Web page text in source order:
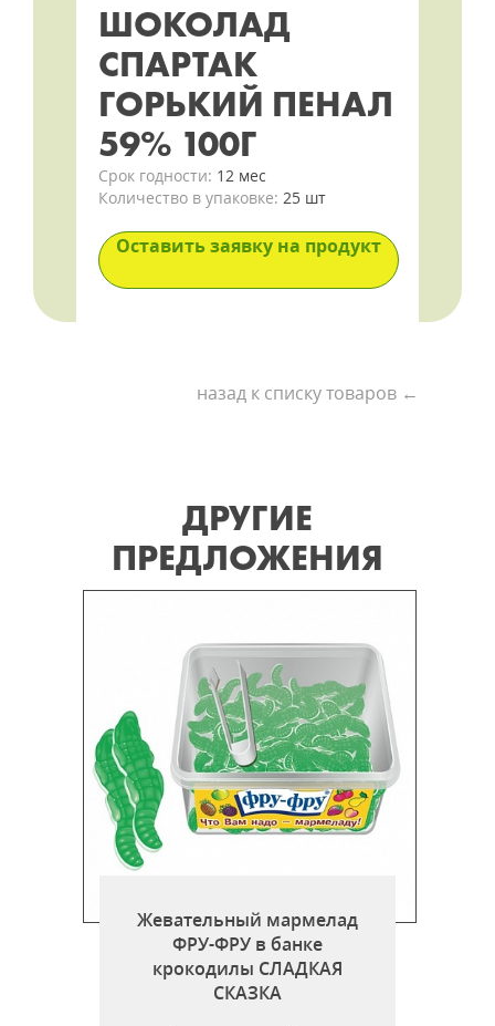
ШОКОЛАД
СПАРТАК
ГОРЬКИЙ ПЕНАЛ
59% 100Г
Срок годности: 12 мес
Количество в упаковке: 25 шт
Оставить заявку на продукт
назад к списку товаров ←
ДРУГИЕ
ПРЕДЛОЖЕНИЯ
Жевательный мармелад
ФРУ-ФРУ в банке
крокодилы СЛАДКАЯ
СКАЗКА